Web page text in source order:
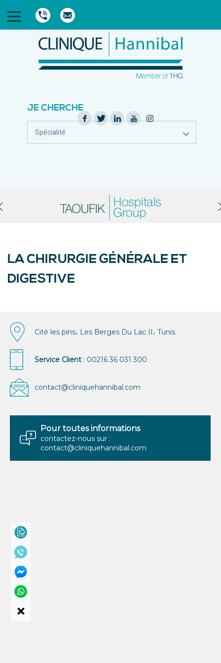
JE CHERCHE
Spécialité
LA CHIRURGIE GÉNÉRALE ET
DIGESTIVE
Cité les pins، Les Berges Du Lac II، Tunis
Service Client : 00216 36 031 300
contact@cliniquehannibal.com
Pour toutes informations
contactez-nous sur :
contact@cliniquehannibal.com